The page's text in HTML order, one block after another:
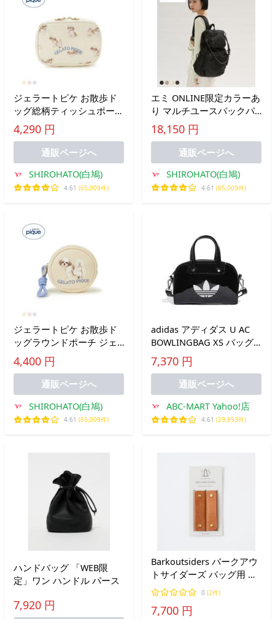
ジェラートピケ お散歩ド
ッグ総柄ティッシュポーチ
ジェラピケ gelato pique
4,290 円
通販ページへ
SHIROHATO(白鳩)
4.61 (65,009件)
エミ ONLINE限定カラーあ
り マルチユースバックパ
ック emmi
18,150 円
通販ページへ
SHIROHATO(白鳩)
4.61 (65,009件)
ジェラートピケ お散歩ド
ッグラウンドポーチ ジェ
ラピケ gelato pique
4,400 円
通販ページへ
SHIROHATO(白鳩)
4.61 (65,009件)
adidas アディダス U AC
BOWLINGBAG XS バッグ
JX0247 BLACK
7,370 円
通販ページへ
ABC-MART Yahoo!店
4.61 (29,893件)
ハンドバッグ 「WEB限
定」ワン ハンドル パース
7,920 円
Barkoutsiders バークアウ
トサイダーズ バッグ用 レ
ザーハンドル 日本製
0 (2件)
7,700 円